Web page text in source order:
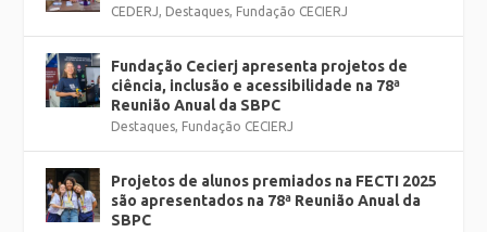
CEDERJ, Destaques, Fundação CECIERJ
Fundação Cecierj apresenta projetos de
ciência, inclusão e acessibilidade na 78ª
Reunião Anual da SBPC
Destaques, Fundação CECIERJ
Projetos de alunos premiados na FECTI 2025
são apresentados na 78ª Reunião Anual da
SBPC